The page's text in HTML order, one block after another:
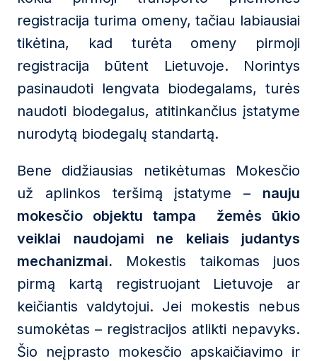
registracija turima omeny, tačiau labiausiai
tikėtina, kad turėta omeny pirmoji
registracija būtent Lietuvoje. Norintys
pasinaudoti lengvata biodegalams, turės
naudoti biodegalus, atitinkančius įstatyme
nurodytą biodegalų standartą.
Bene didžiausias netikėtumas Mokesčio
už aplinkos teršimą įstatyme – nauju
mokesčio objektu tampa žemės ūkio
veiklai naudojami ne keliais judantys
mechanizmai. Mokestis taikomas juos
pirmą kartą registruojant Lietuvoje ar
keičiantis valdytojui. Jei mokestis nebus
sumokėtas – registracijos atlikti nepavyks.
Šio neįprasto mokesčio apskaičiavimo ir